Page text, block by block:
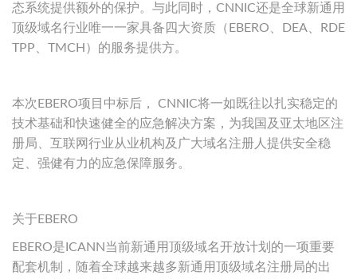
态系统提供额外的保护。与此同时，CNNIC还是全球新通用
顶级域名行业唯一一家具备四大资质（EBERO、DEA、RDE
TPP、TMCH）的服务提供方。
本次EBERO项目中标后， CNNIC将一如既往以扎实稳定的
技术基础和快速健全的应急解决方案，为我国及亚太地区注
册局、互联网行业从业机构及广大域名注册人提供安全稳
定、强健有力的应急保障服务。
关于EBERO
EBERO是ICANN当前新通用顶级域名开放计划的一项重要
配套机制，随着全球越来越多新通用顶级域名注册局的出